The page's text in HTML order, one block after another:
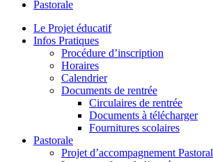
le
Pastorale
Le Projet éducatif
Infos Pratiques
Procédure d’inscription
Horaires
Calendrier
Documents de rentrée
Circulaires de rentrée
Documents à télécharger
Fournitures scolaires
Pastorale
Projet d’accompagnement Pastoral